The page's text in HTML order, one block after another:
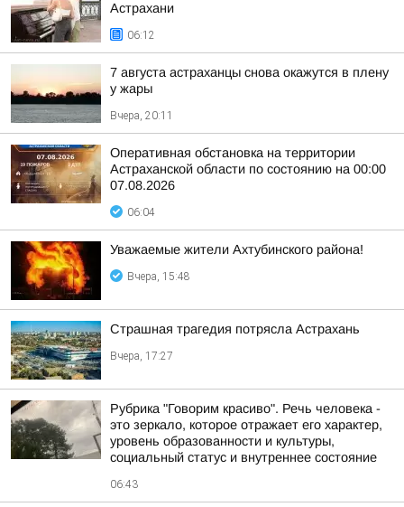
Астрахани
06:12
7 августа астраханцы снова окажутся в плену
у жары
Вчера, 20:11
Оперативная обстановка на территории
Астраханской области по состоянию на 00:00
07.08.2026
06:04
Уважаемые жители Ахтубинского района!
Вчера, 15:48
Страшная трагедия потрясла Астрахань
Вчера, 17:27
Рубрика "Говорим красиво". Речь человека -
это зеркало, которое отражает его характер,
уровень образованности и культуры,
социальный статус и внутреннее состояние
06:43